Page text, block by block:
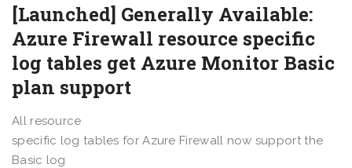
[Launched] Generally Available:
Azure Firewall resource specific
log tables get Azure Monitor Basic
plan support
All resource
specific log tables for Azure Firewall now support the
Basic log